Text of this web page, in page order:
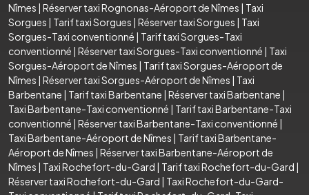
Nîmes | Réserver taxi Rognonas-Aéroport de Nîmes | Taxi
Sorgues | Tarif taxi Sorgues | Réserver taxi Sorgues | Taxi
Sorgues-Taxi conventionné | Tarif taxi Sorgues-Taxi
conventionné | Réserver taxi Sorgues-Taxi conventionné | Taxi
Sorgues-Aéroport de Nîmes | Tarif taxi Sorgues-Aéroport de
Nîmes | Réserver taxi Sorgues-Aéroport de Nîmes | Taxi
Barbentane | Tarif taxi Barbentane | Réserver taxi Barbentane |
Taxi Barbentane-Taxi conventionné | Tarif taxi Barbentane-Taxi
conventionné | Réserver taxi Barbentane-Taxi conventionné |
Taxi Barbentane-Aéroport de Nîmes | Tarif taxi Barbentane-
Aéroport de Nîmes | Réserver taxi Barbentane-Aéroport de
Nîmes | Taxi Rochefort-du-Gard | Tarif taxi Rochefort-du-Gard |
Réserver taxi Rochefort-du-Gard | Taxi Rochefort-du-Gard-